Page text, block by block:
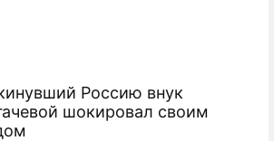
Россию внук
шокировал своим